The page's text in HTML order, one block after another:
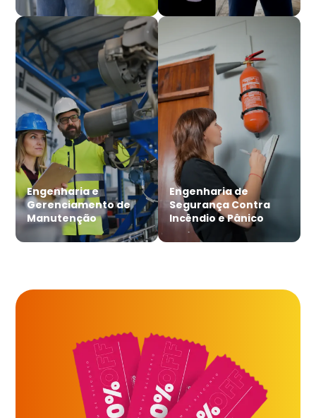
Engenharia e
Gerenciamento de
Manutenção
Engenharia de
Segurança Contra
Incêndio e Pânico